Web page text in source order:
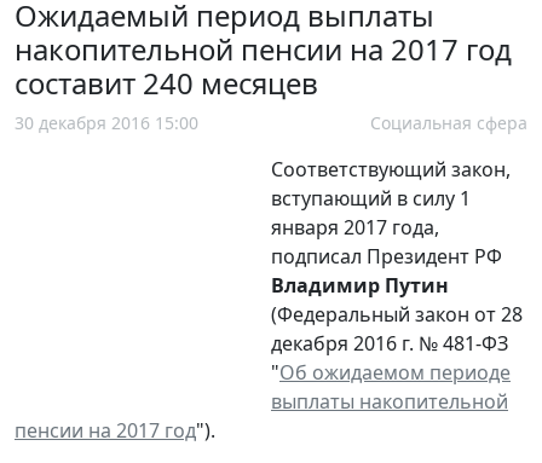
Ожидаемый период выплаты
накопительной пенсии на 2017 год
составит 240 месяцев
30 декабря 2016 15:00 Социальная сфера
Соответствующий закон,
вступающий в силу 1
января 2017 года,
подписал Президент РФ
Владимир Путин
(Федеральный закон от 28
декабря 2016 г. № 481-ФЗ
"Об ожидаемом периоде
выплаты накопительной
пенсии на 2017 год").